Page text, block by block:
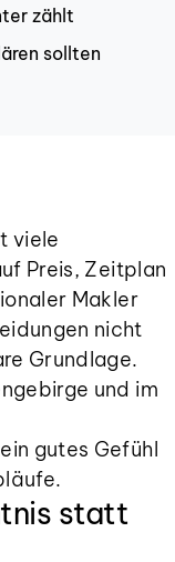
zählt
sollten
viele
Preis, Zeitplan
Makler
nicht
Grundlage.
und im
gutes Gefühl
statt